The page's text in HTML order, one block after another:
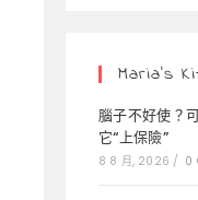
Maria’s
腦子不好使？
它“上保險”
8 8 月, 2026 / 0